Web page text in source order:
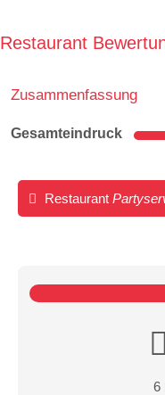
Restaurant
Zusammenfassung
Gesamteindruck
Restaurant
6